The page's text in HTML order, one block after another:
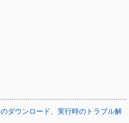
ダウンロード、実行時のトラブル解